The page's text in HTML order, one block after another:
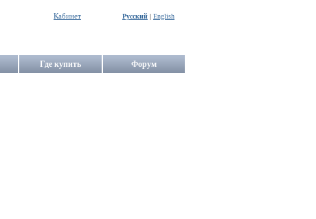
Кабинет Русский | English
Где купить Форум